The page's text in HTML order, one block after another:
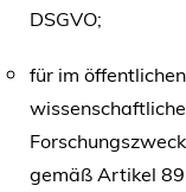
DSGVO;
für im
gemäß Artikel